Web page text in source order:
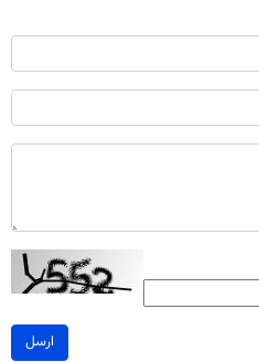
ارسل